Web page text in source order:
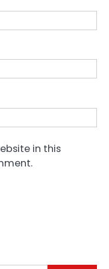
in this